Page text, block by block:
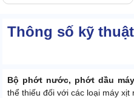
Thông số kỹ thuật
Bộ phớt nước, phớt dầu
thể thiếu đối với các loại máy